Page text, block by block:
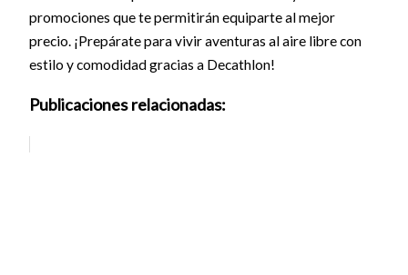
promociones que te permitirán equiparte al mejor
precio. ¡Prepárate para vivir aventuras al aire libre con
estilo y comodidad gracias a Decathlon!
Publicaciones relacionadas: